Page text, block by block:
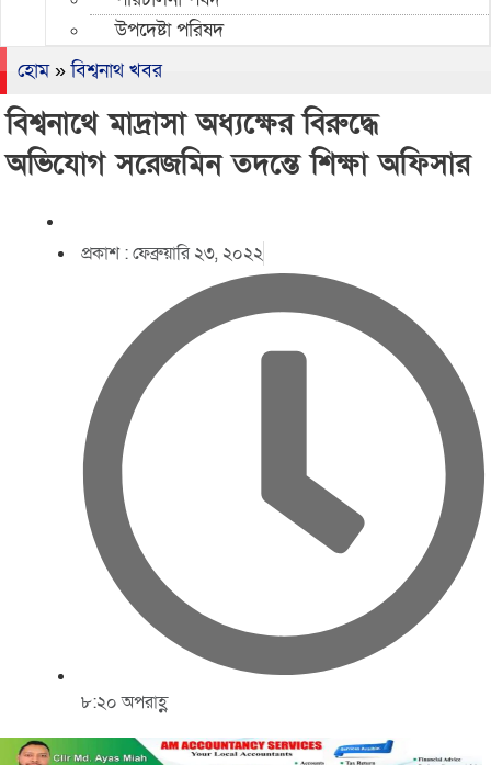
উপদেষ্টা পরিষদ
হোম»বিশ্বনাথ খবর
বিশ্বনাথে মাদ্রাসা অধ্যক্ষের বিরুদ্ধে
অভিযোগ সরেজমিন তদন্তে শিক্ষা অফিসার
প্রকাশ :ফেব্রুয়ারি ২৩, ২০২২
৮:২০ অপরাহ্ণ